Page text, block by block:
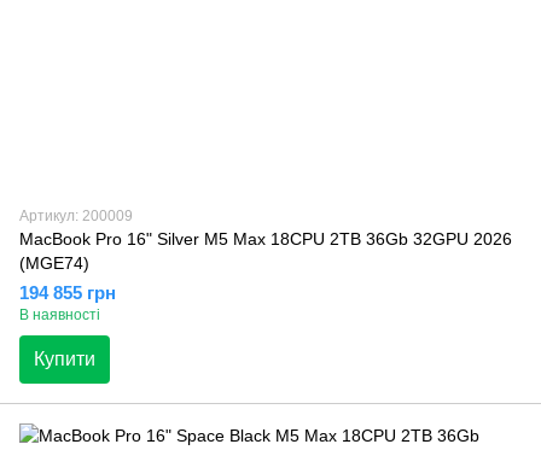
Артикул: 200009
MacBook Pro 16" Silver M5 Max 18CPU 2TB 36Gb 32GPU 2026
(MGE74)
194 855 грн
В наявності
Купити